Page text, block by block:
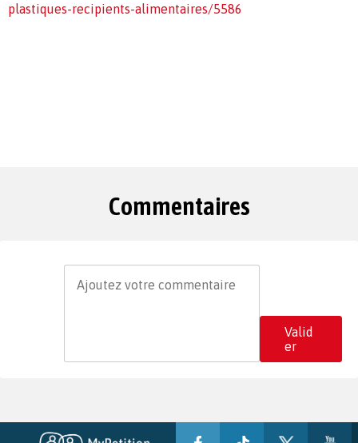
plastiques-recipients-alimentaires/5586
Commentaires
Valid
er